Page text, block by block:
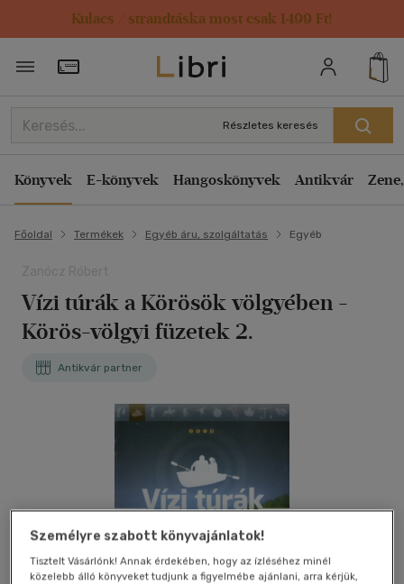
Kulacs / strandtáska most csak 1499 Ft!
Törzsvásárlói Kártya adatai
Részletes keresés
Könyvek E-könyvek Hangoskönyvek Antikvár
Főoldal Termékek Egyéb áru, szolgáltatás Egyéb
Vízi túrák a Körösök völgyében -
Körös-völgyi füzetek 2.
Antikvár partner
Személyre szabott könyvajánlatok!
Tisztelt Vásárlónk! Annak érdekében, hogy az ízléséhez minél
közelebb álló könyveket tudjunk a figyelmébe ajánlani, arra kérjük,